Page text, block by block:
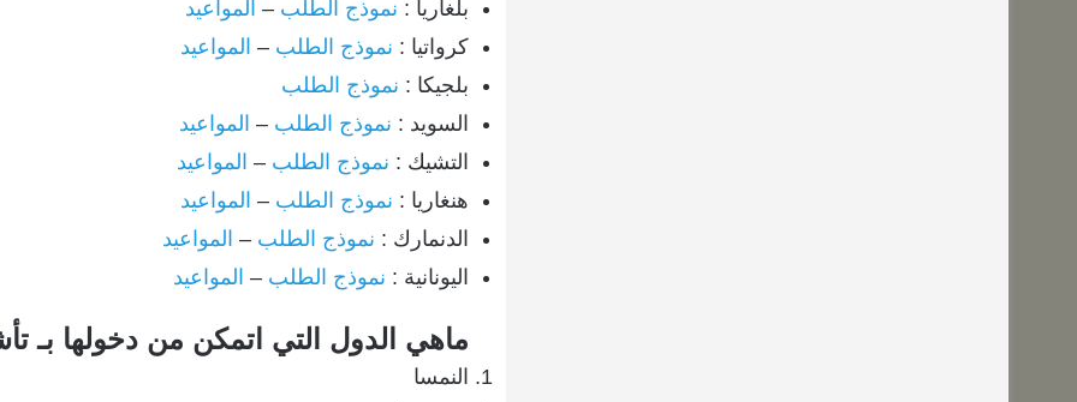
بلغاريا : نموذج الطلب – المواعيد
كرواتيا : نموذج الطلب – المواعيد
بلجيكا : نموذج الطلب
السويد : نموذج الطلب – المواعيد
التشيك : نموذج الطلب – المواعيد
هنغاريا : نموذج الطلب – المواعيد
الدنمارك : نموذج الطلب – المواعيد
اليونانية : نموذج الطلب – المواعيد
ماهي الدول التي اتمكن من دخولها بـ
النمسا